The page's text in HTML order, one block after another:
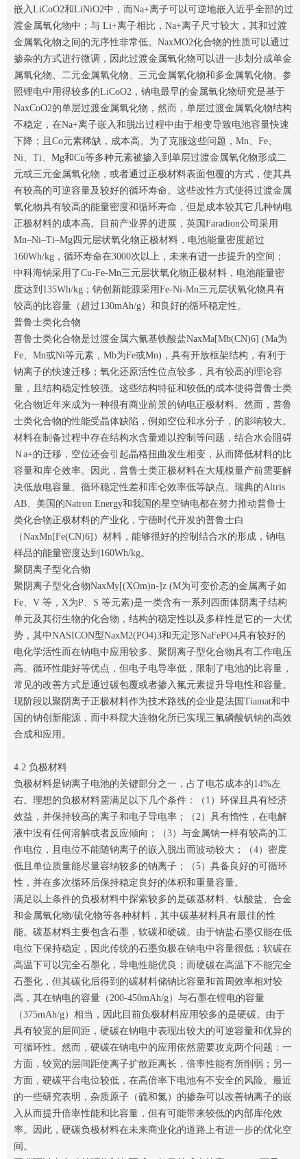
嵌入LiCoO2和LiNiO2中，而Na+离子可以可逆地嵌入近乎全部的过
渡金属氧化物中；与 Li+离子相比，Na+离子尺寸较大，其和过渡
金属氧化物之间的无序性非常低。NaxMO2化合物的性质可以通过
掺杂的方式进行微调，因此过渡金属氧化物可以进一步划分成单金
属氧化物、二元金属氧化物、三元金属氧化物和多金属氧化物。参
照锂电中用得较多的LiCoO2，钠电最早的金属氧化物研究是基于
NaxCoO2的单层过渡金属氧化物，然而，单层过渡金属氧化物结构
不稳定，在Na+离子嵌入和脱出过程中由于相变导致电池容量快速
下降；且Co元素稀缺，成本高。为了克服这些问题，Mn、Fe、
Ni、Ti、Mg和Cu等多种元素被掺入到单层过渡金属氧化物形成二
元或三元金属氧化物，或者通过正极材料表面包覆的方式，使其具
有较高的可逆容量及较好的循环寿命。这些改性方式使得过渡金属
氧化物具有较高的能量密度和循环寿命，但是成本较其它几种钠电
正极材料的成本高。目前产业界的进展，英国Faradion公司采用
Mn–Ni–Ti–Mg四元层状氧化物正极材料，电池能量密度超过
160Wh/kg，循环寿命在3000次以上，未来有进一步提升的空间；
中科海钠采用了Cu-Fe-Mn三元层状氧化物正极材料，电池能量密
度达到135Wh/kg；钠创新能源采用Fe-Ni-Mn三元层状氧化物具有
较高的比容量（超过130mAh/g）和良好的循环稳定性。
普鲁士类化合物
普鲁士类化合物是过渡金属六氰基铁酸盐NaxMa[Mb(CN)6] (Ma为
Fe、Mn或Ni等元素，Mb为Fe或Mn)，具有开放框架结构，有利于
钠离子的快速迁移；氧化还原活性位点较多，具有较高的理论容
量，且结构稳定性较强。这些结构特征和较低的成本使得普鲁士类
化合物近年来成为一种很有商业前景的钠电正极材料。然而，普鲁
士类化合物的性能受晶体缺陷，例如空位和水分子，的影响较大。
材料在制备过程中存在结构水含量难以控制等问题，结合水会阻碍
Ｎa+的迁移，空位还会引起晶格扭曲发生相变，从而降低材料的比
容量和库仑效率。因此，普鲁士类正极材料在大规模量产前需要解
决低放电容量、循环稳定性差和库仑效率低等缺点。瑞典的Altris
AB、美国的Natron Energy和我国的星空钠电都在努力推动普鲁士
类化合物正极材料的产业化，宁德时代开发的普鲁士白
（NaxMn[Fe(CN)6]）材料，能够很好的控制结合水的形成，钠电
样品的能量密度达到160Wh/kg。
聚阴离子型化合物
聚阴离子型化合物NaxMy[(XOm)n-]z (M为可变价态的金属离子如
Fe、V 等，X为P、S 等元素)是一类含有一系列四面体阴离子结构
单元及其衍生物的化合物，结构的稳定性以及多样性是它的一大优
势，其中NASICON型NaxM2(PO4)3和无定形NaFePO4具有较好的
电化学活性而在钠电中应用较多。聚阴离子型化合物具有工作电压
高、循环性能好等优点，但电子电导率低，限制了电池的比容量，
常见的改善方式是通过碳包覆或者掺入氟元素提升导电性和容量。
现阶段以聚阴离子正极材料作为技术路线的企业是法国Tiamat和中
国的钠创新能源，而中科院大连物化所已实现三氟磷酸钒钠的高效
合成和应用。
4.2 负极材料
负极材料是钠离子电池的关键部分之一，占了电芯成本的14%左
右。理想的负极材料需满足以下几个条件：（1）环保且具有经济
效益，并保持较高的离子和电子导电率；（2）具有惰性，在电解
液中没有任何溶解或者反应倾向；（3）与金属钠一样有较高的工
作电位，且电位不能随钠离子的嵌入脱出而波动较大；（4）密度
低且单位质量能尽量容纳较多的钠离子；（5）具备良好的可循环
性，并在多次循环后保持稳定良好的体积和重量容量。
满足以上条件的负极材料中探索较多的是碳基材料、钛酸盐、合金
和金属氧化物/硫化物等各种材料，其中碳基材料具有最佳的性
能。碳基材料主要包含石墨，软碳和硬碳。由于钠盐石墨仅能在低
电位下保持稳定，因此传统的石墨负极在钠电中容量很低；软碳在
高温下可以完全石墨化，导电性能优良；而硬碳在高温下不能完全
石墨化，但其碳化后得到的碳材料储钠比容量和首周效率相对较
高，其在钠电的容量（200-450mAh/g）与石墨在锂电的容量
（375mAh/g）相当，因此目前负极材料应用较多的是硬碳。由于
具有较宽的层间距，硬碳在钠电中表现出较大的可逆容量和优异的
可循环性。然而，硬碳在钠电中的应用依然需要攻克两个问题：一
方面，较宽的层间距使离子扩散距离长，倍率性能有所削弱；另一
方面，硬碳平台电位较低，在高倍率下电池有不安全的风险。最近
的一些研究表明，杂质原子（硫和氮）的掺杂可以改善钠离子的嵌
入从而提升倍率性能和比容量，但有可能带来较低的内部库伦效
率。因此，硬碳负极材料在未来商业化的道路上有进一步的优化空
间。